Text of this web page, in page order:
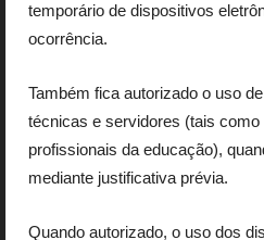
temporário de dispositivos
ocorrência.
Também fica autorizado o uso
técnicas e servidores (tais
profissionais da educação),
mediante justificativa prévia.
Quando autorizado, o uso dos